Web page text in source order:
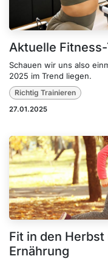
Aktuelle
Schauen wir uns also
2025 im Trend liegen.
Richtig Trainieren
27.01.2025
Fit in den
Ernährung